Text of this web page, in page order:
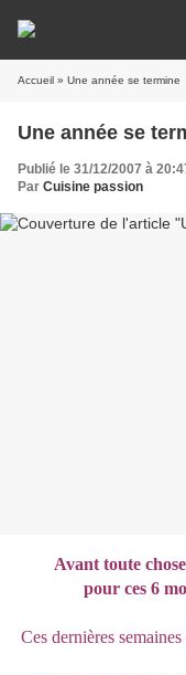
Accueil » Une année se termine
Une année se
Publié le 31/12/2007 à
Par Cuisine passion
Avant toute
pour ces 6
Ces dernières